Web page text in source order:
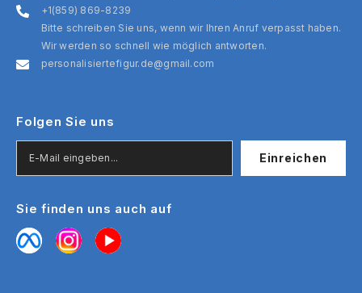
+1(859) 869-8239
Bitte schreiben Sie uns, wenn wir Ihren Anruf verpasst haben.
Wir werden so schnell wie möglich antworten.
personalisiertefigur.de@gmail.com
Folgen Sie uns
Einreichen
Sie finden uns auch auf